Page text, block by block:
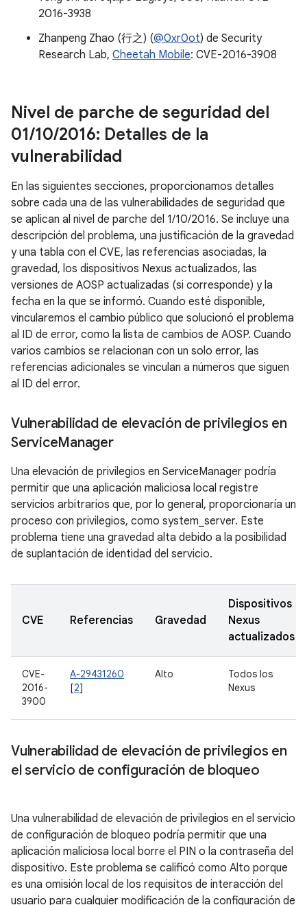
2016-3938
Zhanpeng Zhao (行之) (@0xr0ot) de Security
Research Lab, Cheetah Mobile: CVE-2016-3908
Nivel de parche de seguridad del
01/10/2016: Detalles de la
vulnerabilidad
En las siguientes secciones, proporcionamos detalles
sobre cada una de las vulnerabilidades de seguridad que
se aplican al nivel de parche del 1/10/2016. Se incluye una
descripción del problema, una justificación de la gravedad
y una tabla con el CVE, las referencias asociadas, la
gravedad, los dispositivos Nexus actualizados, las
versiones de AOSP actualizadas (si corresponde) y la
fecha en la que se informó. Cuando esté disponible,
vincularemos el cambio público que solucionó el problema
al ID de error, como la lista de cambios de AOSP. Cuando
varios cambios se relacionan con un solo error, las
referencias adicionales se vinculan a números que siguen
al ID del error.
Vulnerabilidad de elevación de privilegios en
ServiceManager
Una elevación de privilegios en ServiceManager podría
permitir que una aplicación maliciosa local registre
servicios arbitrarios que, por lo general, proporcionaría un
proceso con privilegios, como system_server. Este
problema tiene una gravedad alta debido a la posibilidad
de suplantación de identidad del servicio.
CVE Referencias Gravedad
Dispositivos
Nexus
actualizados
CVE-
2016-
3900
A-29431260
[2]
Alto
Todos los
Nexus
Vulnerabilidad de elevación de privilegios en
el servicio de configuración de bloqueo
Una vulnerabilidad de elevación de privilegios en el servicio
de configuración de bloqueo podría permitir que una
aplicación maliciosa local borre el PIN o la contraseña del
dispositivo. Este problema se calificó como Alto porque
es una omisión local de los requisitos de interacción del
usuario para cualquier modificación de la configuración de